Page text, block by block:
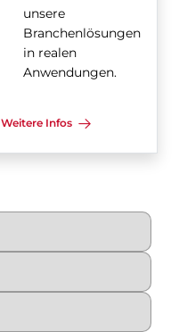
unsere
Branchenlösungen
in realen
Anwendungen.
Weitere Infos